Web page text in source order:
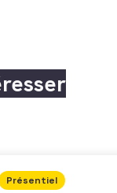
Présentiel